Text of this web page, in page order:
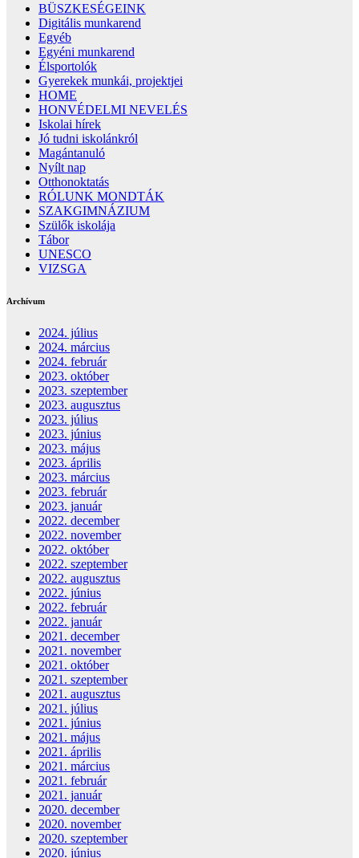
BÜSZKESÉGEINK
Digitális munkarend
Egyéb
Egyéni munkarend
Élsportolók
Gyerekek munkái, projektjei
HOME
HONVÉDELMI NEVELÉS
Iskolai hírek
Jó tudni iskolánkról
Magántanuló
Nyílt nap
Otthonoktatás
RÓLUNK MONDTÁK
SZAKGIMNÁZIUM
Szülők iskolája
Tábor
UNESCO
VIZSGA
Archívum
2024. július
2024. március
2024. február
2023. október
2023. szeptember
2023. augusztus
2023. július
2023. június
2023. május
2023. április
2023. március
2023. február
2023. január
2022. december
2022. november
2022. október
2022. szeptember
2022. augusztus
2022. június
2022. február
2022. január
2021. december
2021. november
2021. október
2021. szeptember
2021. augusztus
2021. július
2021. június
2021. május
2021. április
2021. március
2021. február
2021. január
2020. december
2020. november
2020. szeptember
2020. június